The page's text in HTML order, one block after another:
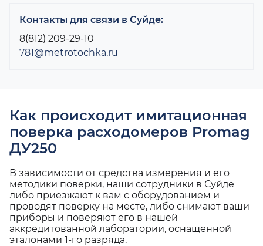
Контакты для связи в Суйде:
8(812) 209-29-10
781@metrotochka.ru
Как происходит имитационная
поверка расходомеров Promag
ДУ250
В зависимости от средства измерения и его
методики поверки, наши сотрудники в Суйде
либо приезжают к вам с оборудованием и
проводят поверку на месте, либо снимают ваши
приборы и поверяют его в нашей
аккредитованной лаборатории, оснащенной
эталонами 1-го разряда.